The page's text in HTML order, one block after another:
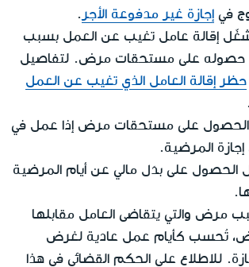
في إجازة غير مدفوعة الأجر .
إقالة عامل تغيب عن العمل بسبب
على مستحقات مرض. لتفاصيل
حظر إقالة العامل الذي تغيب عن العمل
.
الحصول على مستحقات مرض إذا عمل في
المرضية.
الحصول على بدَل مالي عن أيام المرضية
مرض والتي يتقاضى العامل مقابلها
تُحسب كأيام عمل عادية لغرض
للاطلاع على الحكم القضائي في هذا